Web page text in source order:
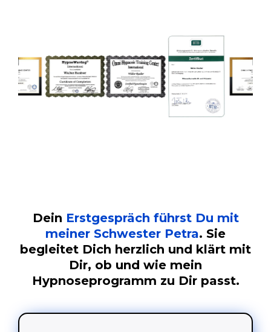
Dein Erstgespräch führst Du mit
meiner Schwester Petra. Sie
begleitet Dich herzlich und klärt mit
Dir, ob und wie mein
Hypnoseprogramm zu Dir passt.